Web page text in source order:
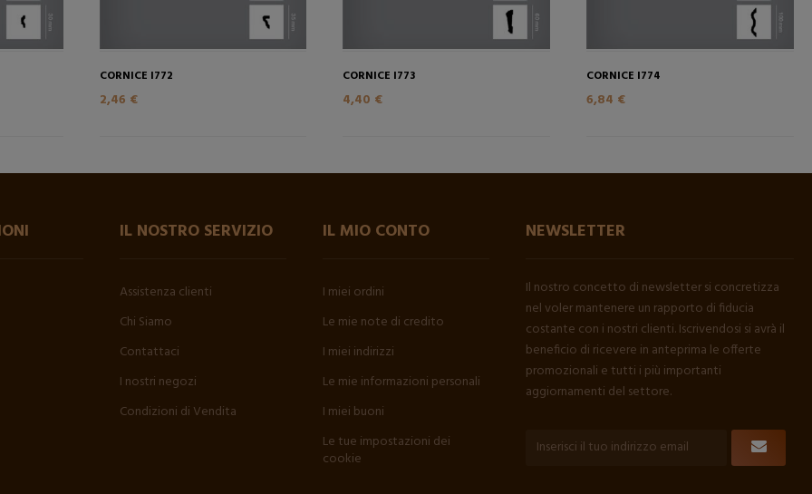
CORNICE I772
2,46 €
CORNICE I773
4,40 €
CORNICE I774
6,84 €
IL NOSTRO SERVIZIO
Assistenza clienti
Chi Siamo
Contattaci
I nostri negozi
Condizioni di Vendita
IL MIO CONTO
I miei ordini
Le mie note di credito
I miei indirizzi
Le mie informazioni personali
I miei buoni
Le tue impostazioni dei
cookie
NEWSLETTER
Il nostro concetto di newsletter si concretizza
nel voler mantenere un rapporto di fiducia
costante con i nostri clienti. Iscrivendosi si avrà il
beneficio di ricevere in anteprima le offerte
promozionali e tutti i più importanti
aggiornamenti del settore.